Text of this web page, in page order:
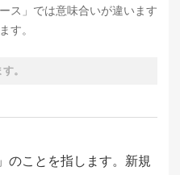
ス」では意味合いが違います
す。
。
のことを指します。新規